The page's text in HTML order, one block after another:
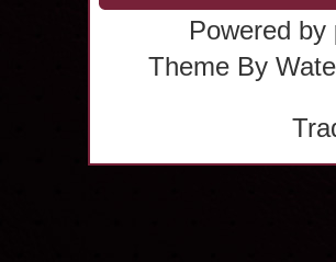
Powered by
Theme By